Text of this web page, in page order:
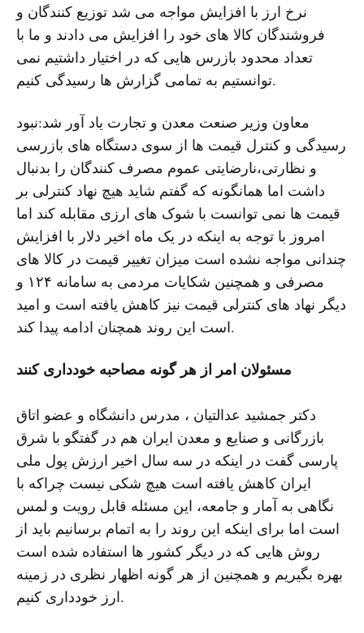
نرخ ارز با افزایش مواجه می شد توزیع کنندگان و
فروشندگان کالا های خود را افزایش می دادند و ما با
تعداد محدود بازرس هایی که در اختیار داشتیم نمی
توانستیم به تمامی گزارش ها رسیدگی کنیم.
معاون وزیر صنعت معدن و تجارت یاد آور شد:نبود
رسیدگی و کنترل قیمت ها از سوی دستگاه های بازرسی
و نظارتی،نارضایتی عموم مصرف کنندگان را بدنبال
داشت اما همانگونه که گفتم شاید هیچ نهاد کنترلی بر
قیمت ها نمی توانست با شوک های ارزی مقابله کند اما
امروز با توجه به اینکه در یک ماه اخیر دلار با افزایش
چندانی مواجه نشده است میزان تغییر قیمت در کالا های
مصرفی و همچنین شکایات مردمی به سامانه ۱۲۴ و
دیگر نهاد های کنترلی قیمت نیز کاهش یافته است و امید
است این روند همچنان ادامه پیدا کند.
مسئولان امر از هر گونه مصاحبه خودداری کنند
دکتر جمشید عدالتیان ، مدرس دانشگاه و عضو اتاق
بازرگانی و صنایع و معدن ایران هم در گفتگو با شرق
پارسی گفت در اینکه در سه سال اخیر ارزش پول ملی
ایران کاهش یافته است هیچ شکی نیست چراکه با
نگاهی به آمار و جامعه، این مسئله قابل رویت و لمس
است اما برای اینکه این روند را به اتمام برسانیم باید از
روش هایی که در دیگر کشور ها استفاده شده است
بهره بگیریم و همچنین از هر گونه اظهار نظری در زمینه
ارز خودداری کنیم.